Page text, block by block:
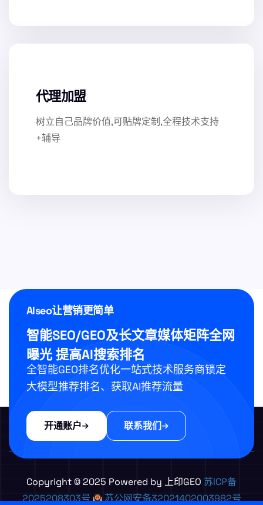
代理加盟
树立自己品牌价值,可贴牌定制,全程技术支持
+辅导
AIseo让营销更简单
智能SEO/GEO及长文章媒体矩阵全网
曝光 提高AI搜索排名
全智能GEO排名优化一站式技术服务商锁定
大模型推荐排名、获取AI推荐流量
开通账户 联系我们
Copyright © 2025 Powered by 上印GEO 苏ICP备
2025208303号
苏公网安备32021402003982号